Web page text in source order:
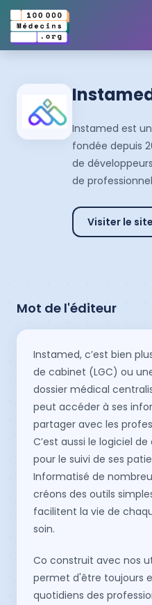
Instamed est
fondée depuis
de
de
Visiter le
Mot de l'éditeur
Instamed, c’est bien
de cabinet (LGC) ou
dossier médical
peut accéder à ses
partager avec les
C’est aussi le logiciel
pour le suivi de ses
Informatisé de
créons des outils
facilitent la vie de
soin.
Co construit avec nos
permet d'être toujours
quotidiens des